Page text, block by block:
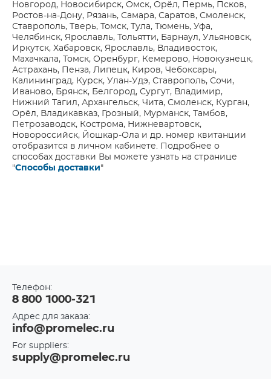
Новгород, Новосибирск, Омск, Орёл, Пермь, Псков,
Ростов-на-Дону, Рязань, Самара, Саратов, Смоленск,
Ставрополь, Тверь, Томск, Тула, Тюмень, Уфа,
Челябинск, Ярославль, Тольятти, Барнаул, Ульяновск,
Иркутск, Хабаровск, Ярославль, Владивосток,
Махачкала, Томск, Оренбург, Кемерово, Новокузнецк,
Астрахань, Пенза, Липецк, Киров, Чебоксары,
Калининград, Курск, Улан-Удэ, Ставрополь, Сочи,
Иваново, Брянск, Белгород, Сургут, Владимир,
Нижний Тагил, Архангельск, Чита, Смоленск, Курган,
Орёл, Владикавказ, Грозный, Мурманск, Тамбов,
Петрозаводск, Кострома, Нижневартовск,
Новороссийск, Йошкар-Ола и др. номер квитанции
отобразится в личном кабинете. Подробнее о
способах доставки Вы можете узнать на странице
"Способы доставки"
Телефон:
8 800 1000-321
Адрес для заказа:
info@promelec.ru
For suppliers:
supply@promelec.ru